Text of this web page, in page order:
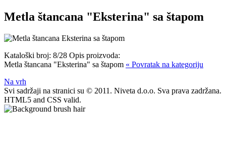
Metla štancana "Eksterina" sa štapom
Kataloški broj: 8/28 Opis proizvoda:
Metla štancana "Eksterina" sa štapom « Povratak na kategoriju
Na vrh
Svi sadržaji na stranici su © 2011. Niveta d.o.o. Sva prava zadržana.
HTML5 and CSS valid.